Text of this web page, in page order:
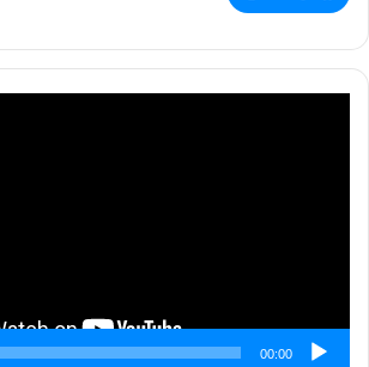
00:00